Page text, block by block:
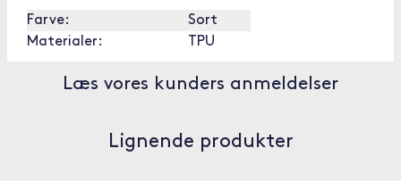
Farve:
Sort
Materialer:
TPU
Læs vores kunders anmeldelser
Lignende produkter